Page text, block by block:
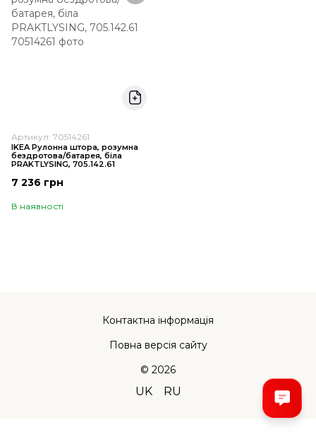
Артикул: 70514261
IKEA Рулонна штора, розумна
бездротова/батарея, біла
PRAKTLYSING, 705.142.61
7 236 грн
В наявності
Контактна інформація
Повна версія сайту
© 2026
UK RU